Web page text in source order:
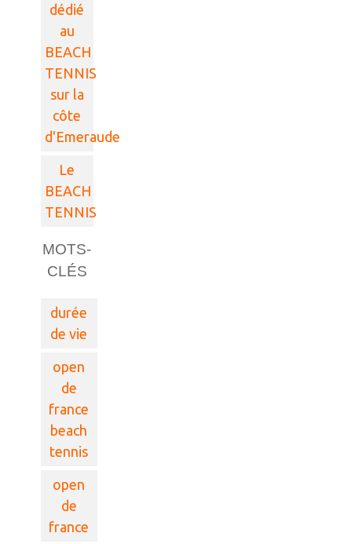
dédié
au
BEACH
TENNIS
sur la
côte
d'Emeraude
Le
BEACH
TENNIS
MOTS-
CLÉS
durée
de vie
open
de
france
beach
tennis
open
de
france